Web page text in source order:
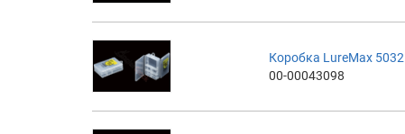
Коробка LureMax 5032
00-00043098